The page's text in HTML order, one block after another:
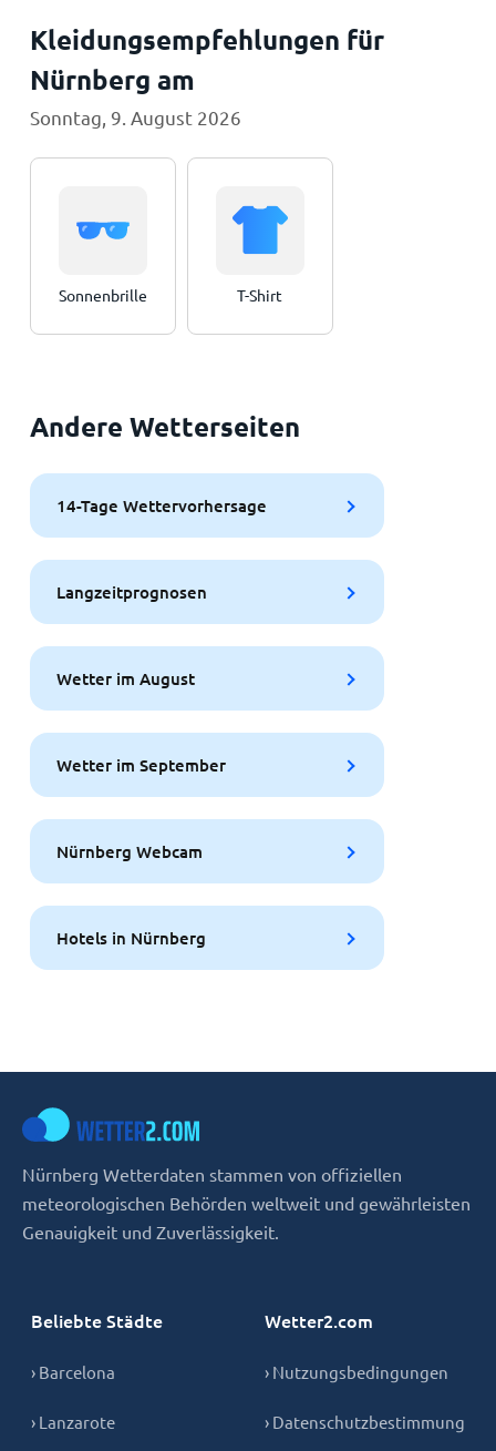
Kleidungsempfehlungen für
Nürnberg am
Sonntag, 9. August 2026
Sonnenbrille T-Shirt
Andere Wetterseiten
14-Tage Wettervorhersage
Langzeitprognosen
Wetter im August
Wetter im September
Nürnberg Webcam
Hotels in Nürnberg
Nürnberg Wetterdaten stammen von offiziellen
meteorologischen Behörden weltweit und gewährleisten
Genauigkeit und Zuverlässigkeit.
Beliebte Städte
› Barcelona
› Lanzarote
Wetter2.com
› Nutzungsbedingungen
› Datenschutzbestimmung